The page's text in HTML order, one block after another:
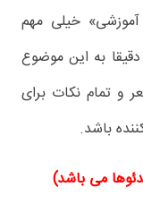
خیلی مهم
به این موضوع
و تمام نکات برای
باشد.